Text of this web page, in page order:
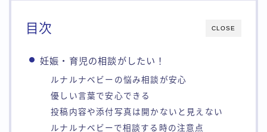
CLOSE
目次
妊娠・育児の相談がしたい！
ルナルナベビーの悩み相談が安心
優しい言葉で安心できる
投稿内容や添付写真は開かないと見えない
ルナルナベビーで相談する時の注意点